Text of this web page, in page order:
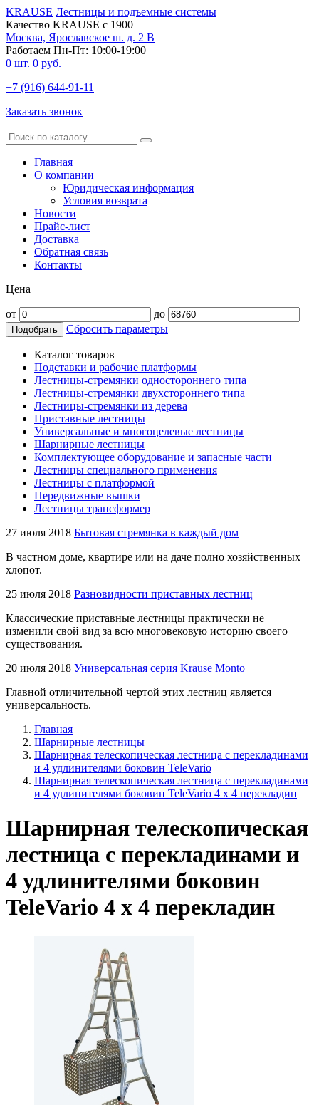
KRAUSE Лестницы и подъемные системы
Качество KRAUSE с 1900
Москва, Ярославское ш. д. 2 В
Работаем Пн-Пт: 10:00-19:00
0 шт. 0 руб.
+7 (916) 644-91-11
Заказать звонок
Главная
О компании
Юридическая информация
Условия возврата
Новости
Прайс-лист
Доставка
Обратная связь
Контакты
Цена
от до
Подобрать Сбросить параметры
Каталог товаров
Подставки и рабочие платформы
Лестницы-стремянки одностороннего типа
Лестницы-стремянки двухстороннего типа
Лестницы-стремянки из дерева
Приставные лестницы
Универсальные и многоцелевые лестницы
Шарнирные лестницы
Комплектующее оборудование и запасные части
Лестницы специального применения
Лестницы с платформой
Передвижные вышки
Лестницы трансформер
27 июля 2018 Бытовая стремянка в каждый дом
В частном доме, квартире или на даче полно хозяйственных
хлопот.
25 июля 2018 Разновидности приставных лестниц
Классические приставные лестницы практически не
изменили свой вид за всю многовековую историю своего
существования.
20 июля 2018 Универсальная серия Krause Monto
Главной отличительной чертой этих лестниц является
универсальность.
Главная
Шарнирные лестницы
Шарнирная телескопическая лестница с перекладинами
и 4 удлинителями боковин TeleVario
Шарнирная телескопическая лестница с перекладинами
и 4 удлинителями боковин TeleVario 4 x 4 перекладин
Шарнирная телескопическая
лестница с перекладинами и
4 удлинителями боковин
TeleVario 4 x 4 перекладин